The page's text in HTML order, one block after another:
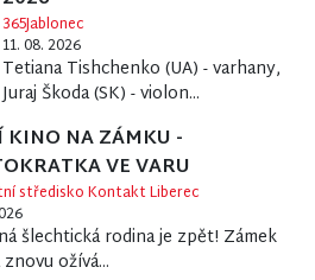
365Jablonec
11. 08. 2026
Tetiana Tishchenko (UA) - varhany,
Juraj Škoda (SK) - violon...
KINO NA ZÁMKU -
VE VARU
středisko Kontakt Liberec
šlechtická rodina je zpět! Zámek
ožívá...